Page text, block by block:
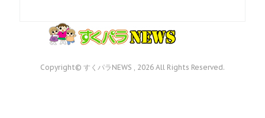
Copyright© すくパラNEWS , 2026 All Rights Reserved.